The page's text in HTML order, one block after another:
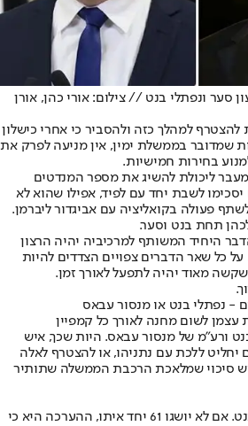
סער ונפתלי בנט // צילום: אורי כהן, אורן
למהלך כזה ולהסביר כי אחרי כישלון
שמדובר בממשלת ימין, אין מניעה לפרק את
בחירות חמישיות.
ליכולת להשיג את מספר המנדטים
לשבת יחד עם לפיד, אפילו שהוא לא
פעולה בקואליציה עם אביגדור ליברמן.
תחת בנט וסער.
היחיד המשותף למרכיביה יהיה הרצון
כל שאר הדברים צפויים הצדדים להיות
מאוד יהיה לתפעל לאורך זמן.
- נפתלי בנט או מנסור עבאס
עצמן לשום מחנה לאורך כל קמפיין
ורע"מ של מנסור עבאס. היות שכך, איש
ללכת עם נתניהו, או להצטרף לאלה
סיכוי שמלאכת הרכבת הממשלה שתותיר
לנתניהו אין קואליציה ללא בנט. אם לא יושגו 61 יחד איתו, ההערכה היא כי